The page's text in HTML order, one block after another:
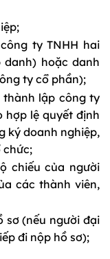
ty TNHH hai
hoặc danh
ty cổ phần);
thành lập công ty
hợp lệ quyết định
ký doanh nghiệp,
chức;
chiếu của người
các thành viên,
sơ (nếu người đại
đi nộp hồ sơ);